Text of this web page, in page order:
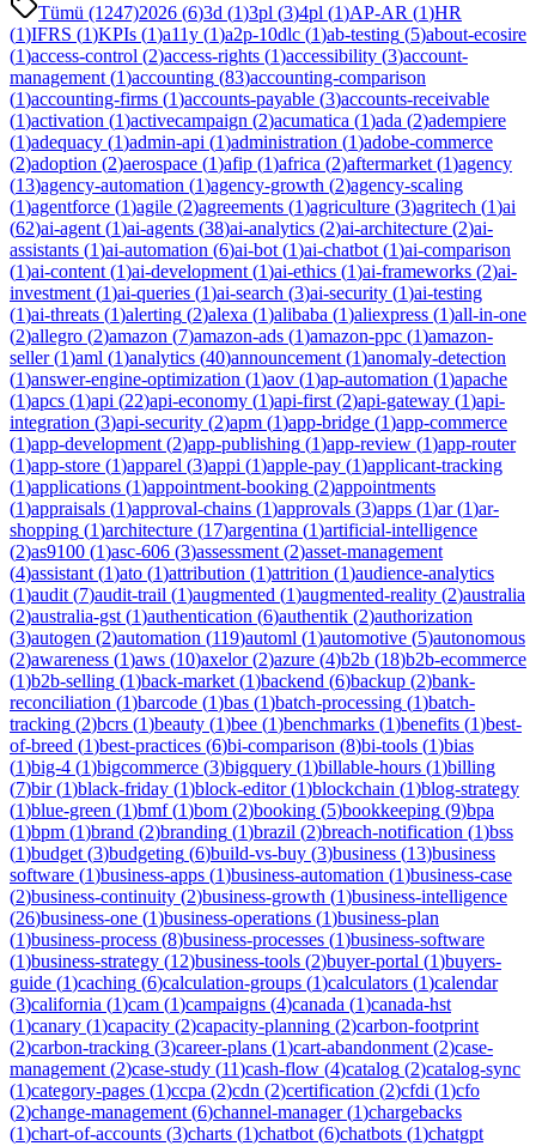
Tümü (1247)2026 (6)3d (1)3pl (3)4pl (1)AP-AR (1)HR
(1)IFRS (1)KPIs (1)a11y (1)a2p-10dlc (1)ab-testing (5)about-ecosire
(1)access-control (2)access-rights (1)accessibility (3)account-
management (1)accounting (83)accounting-comparison
(1)accounting-firms (1)accounts-payable (3)accounts-receivable
(1)activation (1)activecampaign (2)acumatica (1)ada (2)adempiere
(1)adequacy (1)admin-api (1)administration (1)adobe-commerce
(2)adoption (2)aerospace (1)afip (1)africa (2)aftermarket (1)agency
(13)agency-automation (1)agency-growth (2)agency-scaling
(1)agentforce (1)agile (2)agreements (1)agriculture (3)agritech (1)ai
(62)ai-agent (1)ai-agents (38)ai-analytics (2)ai-architecture (2)ai-
assistants (1)ai-automation (6)ai-bot (1)ai-chatbot (1)ai-comparison
(1)ai-content (1)ai-development (1)ai-ethics (1)ai-frameworks (2)ai-
investment (1)ai-queries (1)ai-search (3)ai-security (1)ai-testing
(1)ai-threats (1)alerting (2)alexa (1)alibaba (1)aliexpress (1)all-in-one
(2)allegro (2)amazon (7)amazon-ads (1)amazon-ppc (1)amazon-
seller(1)aml (1)analytics (40)announcement (1)anomaly-detection
(1)answer-engine-optimization (1)aov (1)ap-automation (1)apache
(1)apcs (1)api (22)api-economy (1)api-first (2)api-gateway (1)api-
integration (3)api-security (2)apm (1)app-bridge (1)app-commerce
(1)app-development (2)app-publishing (1)app-review (1)app-router
(1)app-store (1)apparel (3)appi (1)apple-pay (1)applicant-tracking
(1)applications (1)appointment-booking (2)appointments
(1)appraisals (1)approval-chains (1)approvals (3)apps (1)ar(1)ar-
shopping (1)architecture (17)argentina (1)artificial-intelligence
(2)as9100 (1)asc-606 (3)assessment (2)asset-management
(4)assistant (1)ato (1)attribution (1)attrition (1)audience-analytics
(1)audit (7)audit-trail (1)augmented (1)augmented-reality (2)australia
(2)australia-gst (1)authentication (6)authentik (2)authorization
(3)autogen (2)automation (119)automl (1)automotive (5)autonomous
(2)awareness (1)aws (10)axelor(2)azure (4)b2b (18)b2b-ecommerce
(1)b2b-selling (1)back-market (1)backend (6)backup (2)bank-
reconciliation (1)barcode (1)bas (1)batch-processing (1)batch-
tracking (2)bcrs (1)beauty (1)bee (1)benchmarks (1)benefits (1)best-
of-breed (1)best-practices (6)bi-comparison (8)bi-tools (1)bias
(1)big-4 (1)bigcommerce (3)bigquery (1)billable-hours (1)billing
(7)bir(1)black-friday (1)block-editor(1)blockchain (1)blog-strategy
(1)blue-green (1)bmf(1)bom (2)booking (5)bookkeeping (9)bpa
(1)bpm (1)brand (2)branding (1)brazil (2)breach-notification (1)bss
(1)budget (3)budgeting (6)build-vs-buy (3)business (13)business
software (1)business-apps (1)business-automation (1)business-case
(2)business-continuity (2)business-growth (1)business-intelligence
(26)business-one (1)business-operations (1)business-plan
(1)business-process (8)business-processes (1)business-software
(1)business-strategy (12)business-tools (2)buyer-portal (1)buyers-
guide (1)caching (6)calculation-groups (1)calculators (1)calendar
(3)california (1)cam (1)campaigns (4)canada (1)canada-hst
(1)canary (1)capacity (2)capacity-planning (2)carbon-footprint
(2)carbon-tracking (3)career-plans (1)cart-abandonment (2)case-
management (2)case-study (11)cash-flow (4)catalog (2)catalog-sync
(1)category-pages (1)ccpa (2)cdn (2)certification (2)cfdi (1)cfo
(2)change-management (6)channel-manager(1)chargebacks
(1)chart-of-accounts (3)charts (1)chatbot (6)chatbots (1)chatgpt